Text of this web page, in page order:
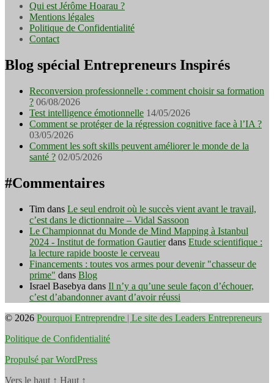
Qui est Jérôme Hoarau ?
Mentions légales
Politique de Confidentialité
Contact
Blog spécial Entrepreneurs Inspirés
Reconversion professionnelle : comment choisir sa formation
? 06/08/2026
Test intelligence émotionnelle 14/05/2026
Comment se protéger de la régression cognitive face à l’IA ?
03/05/2026
Comment les soft skills peuvent améliorer le monde de la
santé ? 02/05/2026
#Commentaires
Tim dans Le seul endroit où le succès vient avant le travail,
c’est dans le dictionnaire – Vidal Sassoon
Le Championnat du Monde de Mind Mapping à Istanbul
2024 - Institut de formation Gautierdans Etude scientifique :
la lecture rapide booste le cerveau
Financements : toutes vos armes pour devenir "chasseur de
prime" dans Blog
Israel Basebya dans Il n’y a qu’une seule façon d’échouer,
c’est d’abandonner avant d’avoir réussi
© 2026 Pourquoi Entreprendre | Le site des Leaders Entrepreneurs
Politique de Confidentialité
Propulsé par WordPress
Vers le haut ↑ Haut ↑